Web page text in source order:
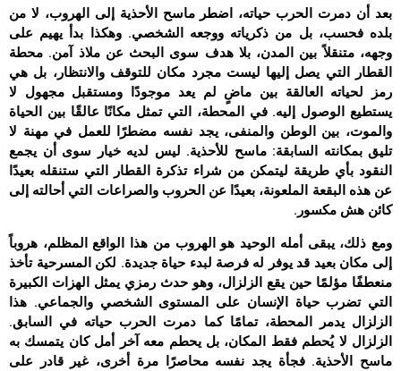
بعد أن دمرت الحرب حياته، اضطر ماسح الأحذية إلى الهروب، لا من
بلده فحسب، بل من ذكرياته ووجعه الشخصي. وهكذا بدأ يهيم على
وجهه، متنقلاً بين المدن، بلا هدف سوى البحث عن ملاذ آمن. محطة
القطار التي يصل إليها ليست مجرد مكان للتوقف والانتظار، بل هي
رمز لحياته العالقة بين ماضٍ لم يعد موجودًا ومستقبل مجهول لا
يستطيع الوصول إليه. في المحطة، التي تمثل مكانًا عالقًا بين الحياة
والموت، بين الوطن والمنفى، يجد نفسه مضطرًا للعمل في مهنة لا
تليق بمكانته السابقة: ماسح للأحذية. ليس لديه خيار سوى أن يجمع
النقود بأي طريقة ليتمكن من شراء تذكرة القطار التي ستنقله بعيدًا
عن هذه البقعة الملعونة، بعيدًا عن الحروب والصراعات التي أحالته إلى
كائن هش مكسور.
ومع ذلك، يبقى أمله الوحيد هو الهروب من هذا الواقع المظلم، هروباً
إلى مكان بعيد قد يوفر له فرصة لبدء حياة جديدة. لكن المسرحية تأخذ
منعطفًا مؤلمًا حين يقع الزلزال، وهو حدث رمزي يمثل الهزات الكبيرة
التي تضرب حياة الإنسان على المستوى الشخصي والجماعي. هذا
الزلزال يدمر المحطة، تمامًا كما دمرت الحرب حياته في السابق.
الزلزال لا يُحطم فقط المكان، بل يحطم معه آخر أمل كان يتمسك به
ماسح الأحذية. فجأة يجد نفسه محاصرًا مرة أخرى، غير قادر على